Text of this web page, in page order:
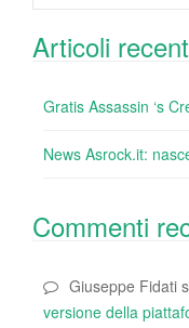
Articoli
Gratis Assassin ‘s
News Asrock.it:
Commenti
Giuseppe Fidati
versione della